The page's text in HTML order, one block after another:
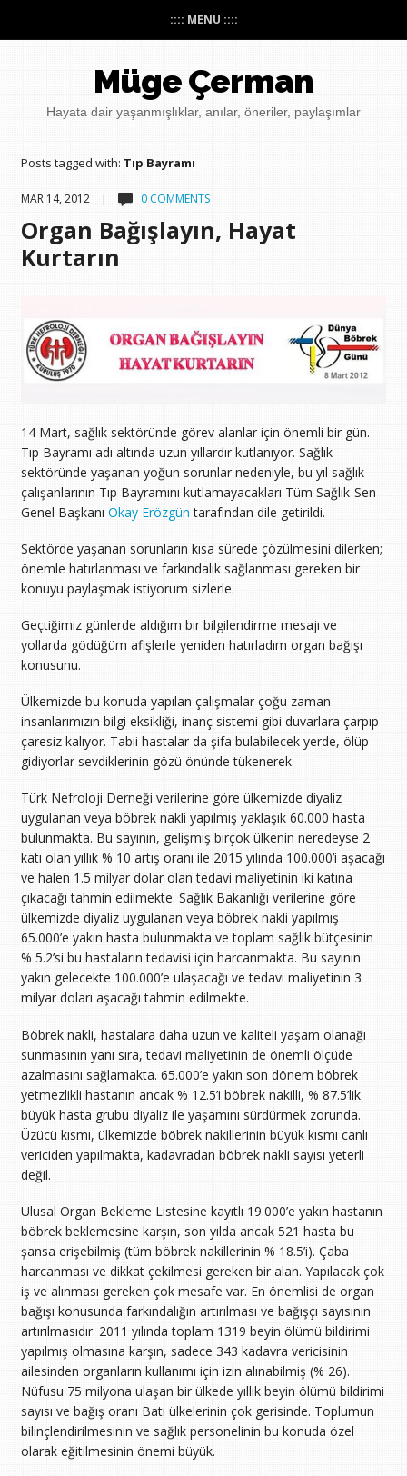
:::: MENU ::::
Müge Çerman
Hayata dair yaşanmışlıklar, anılar, öneriler, paylaşımlar
Posts tagged with: Tıp Bayramı
MAR 14, 2012 | 0 COMMENTS
Organ Bağışlayın, Hayat
Kurtarın
14 Mart, sağlık sektöründe görev alanlar için önemli bir gün.
Tıp Bayramı adı altında uzun yıllardır kutlanıyor. Sağlık
sektöründe yaşanan yoğun sorunlar nedeniyle, bu yıl sağlık
çalışanlarının Tıp Bayramını kutlamayacakları Tüm Sağlık-Sen
Genel Başkanı Okay Erözgün tarafından dile getirildi.
Sektörde yaşanan sorunların kısa sürede çözülmesini dilerken;
önemle hatırlanması ve farkındalık sağlanması gereken bir
konuyu paylaşmak istiyorum sizlerle.
Geçtiğimiz günlerde aldığım bir bilgilendirme mesajı ve
yollarda gödüğüm afişlerle yeniden hatırladım organ bağışı
konusunu.
Ülkemizde bu konuda yapılan çalışmalar çoğu zaman
insanlarımızın bilgi eksikliği, inanç sistemi gibi duvarlara çarpıp
çaresiz kalıyor. Tabii hastalar da şifa bulabilecek yerde, ölüp
gidiyorlar sevdiklerinin gözü önünde tükenerek.
Türk Nefroloji Derneği verilerine göre ülkemizde diyaliz
uygulanan veya böbrek nakli yapılmış yaklaşık 60.000 hasta
bulunmakta. Bu sayının, gelişmiş birçok ülkenin neredeyse 2
katı olan yıllık % 10 artış oranı ile 2015 yılında 100.000’i aşacağı
ve halen 1.5 milyar dolar olan tedavi maliyetinin iki katına
çıkacağı tahmin edilmekte. Sağlık Bakanlığı verilerine göre
ülkemizde diyaliz uygulanan veya böbrek nakli yapılmış
65.000’e yakın hasta bulunmakta ve toplam sağlık bütçesinin
% 5.2’si bu hastaların tedavisi için harcanmakta. Bu sayının
yakın gelecekte 100.000’e ulaşacağı ve tedavi maliyetinin 3
milyar doları aşacağı tahmin edilmekte.
Böbrek nakli, hastalara daha uzun ve kaliteli yaşam olanağı
sunmasının yanı sıra, tedavi maliyetinin de önemli ölçüde
azalmasını sağlamakta. 65.000’e yakın son dönem böbrek
yetmezlikli hastanın ancak % 12.5’i böbrek nakilli, % 87.5’lik
büyük hasta grubu diyaliz ile yaşamını sürdürmek zorunda.
Üzücü kısmı, ülkemizde böbrek nakillerinin büyük kısmı canlı
vericiden yapılmakta, kadavradan böbrek nakli sayısı yeterli
değil.
Ulusal Organ Bekleme Listesine kayıtlı 19.000’e yakın hastanın
böbrek beklemesine karşın, son yılda ancak 521 hasta bu
şansa erişebilmiş (tüm böbrek nakillerinin % 18.5’i). Çaba
harcanması ve dikkat çekilmesi gereken bir alan. Yapılacak çok
iş ve alınması gereken çok mesafe var. En önemlisi de organ
bağışı konusunda farkındalığın artırılması ve bağışçı sayısının
artırılmasıdır. 2011 yılında toplam 1319 beyin ölümü bildirimi
yapılmış olmasına karşın, sadece 343 kadavra vericisinin
ailesinden organların kullanımı için izin alınabilmiş (% 26).
Nüfusu 75 milyona ulaşan bir ülkede yıllık beyin ölümü bildirimi
sayısı ve bağış oranı Batı ülkelerinin çok gerisinde. Toplumun
bilinçlendirilmesinin ve sağlık personelinin bu konuda özel
olarak eğitilmesinin önemi büyük.